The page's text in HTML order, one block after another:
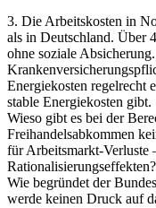
3. Die Arbeitskosten in
als in Deutschland. Über
ohne soziale
Energiekosten regelrecht
stable Energiekosten gibt.
Wieso gibt es bei der
Freihandelsabkommen
für Arbeitsmarkt-Verluste
Rationalisierungseffekten?
Wie begründet der
werde keinen Druck auf